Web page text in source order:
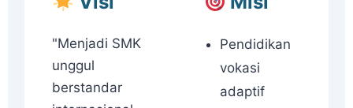
"Menjadi SMK
unggul
berstandar
Pendidikan
vokasi
adaptif